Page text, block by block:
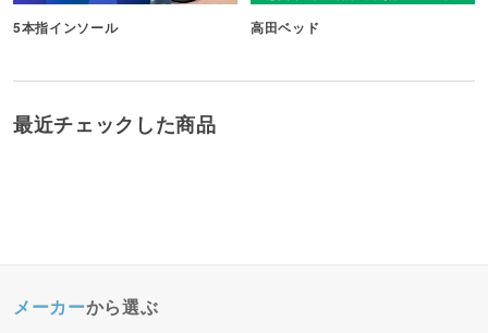
5本指インソール 高田ベッド
最近チェックした商品
メーカーから選ぶ